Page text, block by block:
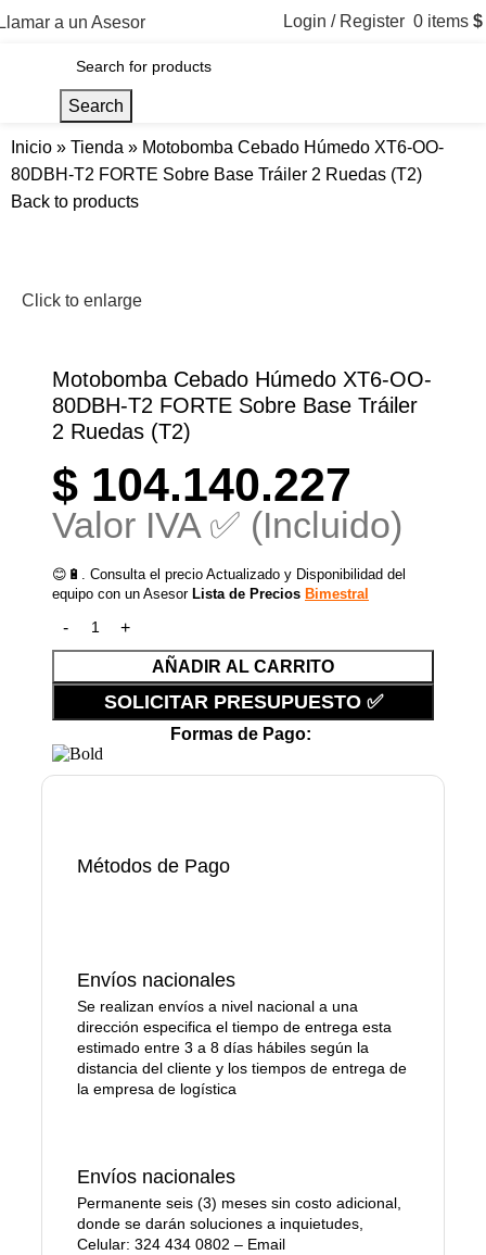
a un Asesor Login / Register 0 items $
Search
Inicio » Tienda » Motobomba Cebado Húmedo XT6-OO-
80DBH-T2 FORTE Sobre Base Tráiler 2 Ruedas (T2)
Back to products
Click to enlarge
Motobomba Cebado Húmedo XT6-OO-
80DBH-T2 FORTE Sobre Base Tráiler
2 Ruedas (T2)
$ 104.140.227
Valor IVA ✅ (Incluido)
😊🔋. Consulta el precio Actualizado y Disponibilidad del
equipo con un Asesor Lista de Precios Bimestral
AÑADIR AL CARRITO
SOLICITAR PRESUPUESTO ✅
Formas de Pago:
Métodos de Pago
Envíos nacionales
Se realizan envíos a nivel nacional a una
dirección especifica el tiempo de entrega esta
estimado entre 3 a 8 días hábiles según la
distancia del cliente y los tiempos de entrega de
la empresa de logística
Envíos nacionales
Permanente seis (3) meses sin costo adicional,
donde se darán soluciones a inquietudes,
Celular: 324 434 0802 – Email